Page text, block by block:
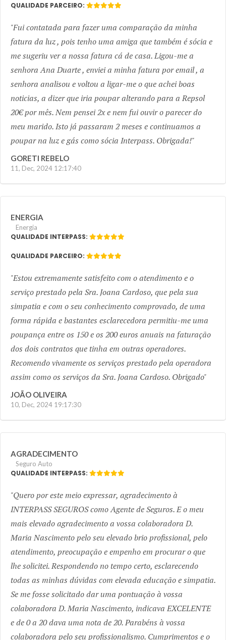
QUALIDADE PARCEIRO:
Fui contatada para fazer uma comparação da minha
fatura da luz , pois tenho uma amiga que também é sócia e
me sugeriu ver a nossa fatura cá de casa. Ligou-me a
senhora Ana Duarte , enviei a minha fatura por email , a
senhora analisou e voltou a ligar-me o que achei boas
noticias, a dizer que iria poupar alterando para a Repsol
20€ por mês. Nem pensei 2x e nem fui ouvir o parecer do
meu marido. Isto já passaram 2 meses e continuamos a
poupar na luz e gás como sócia Interpass. Obrigada!
GORETI REBELO
11, Dec, 2024 12:17:40
ENERGIA
Energia
QUALIDADE INTERPASS:
QUALIDADE PARCEIRO:
Estou extremamente satisfeito com o atendimento e o
serviço prestado pela Sra. Joana Cardoso, que pela sua
simpatia e com o seu conhecimento comprovado, de uma
forma rápida e bastantes esclarecedora permitiu-me uma
poupança entre os 150 e os 200 euros anuais na faturação
dos dois contratos que tinha em outras operadores.
Recomendo vivamente os serviços prestado pela operadora
assim como os serviços da Sra. Joana Cardoso. Obrigado
JOÃO OLIVEIRA
10, Dec, 2024 19:17:30
AGRADECIMENTO
Seguro Auto
QUALIDADE INTERPASS:
Quero por este meio expressar, agradecimento à
INTERPASS SEGUROS como Agente de Seguros. E o meu
mais elevado agradecimento a vossa colaboradora D.
Maria Nascimento pelo seu elevado brio profissional, pelo
atendimento, preocupação e empenho em procurar o que
lhe solicitei. Respondendo no tempo certo, esclarecendo
todas as minhas dúvidas com elevada educação e simpatia.
Se me fosse solicitado dar uma pontuação à vossa
colaboradora D. Maria Nascimento, indicava EXCELENTE
e de 0 a 20 dava uma nota de 20. Parabéns à vossa
colaboradora pelo seu profissionalismo. Cumprimentos e o